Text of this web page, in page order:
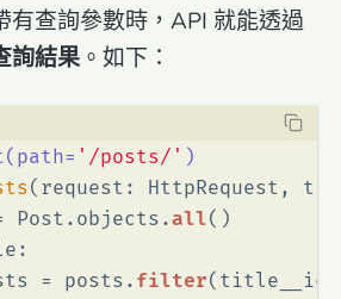
有查詢參數時，API 就能透過
詢結果。如下：
path= '/posts/' )
( request: HttpRequest,
Post.objects.
all()
= posts.
filter